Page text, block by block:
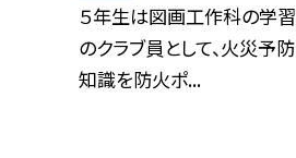
５年生は図画工作科の学習
のクラブ員として、火災予
知識を防火ポ...